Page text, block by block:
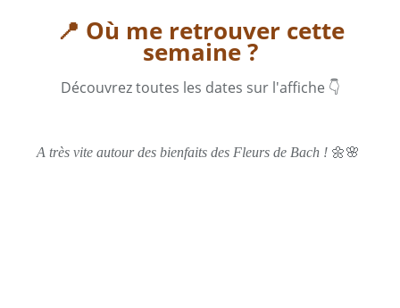
📍 Où me retrouver cette
semaine ?
Découvrez toutes les dates sur l'affiche 👇
A très vite autour des bienfaits des Fleurs de Bach ! 🌼🌸